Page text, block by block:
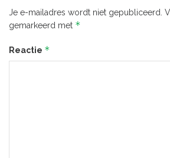
Je e-mailadres wordt niet gepubliceerd.
gemarkeerd met *
Reactie *